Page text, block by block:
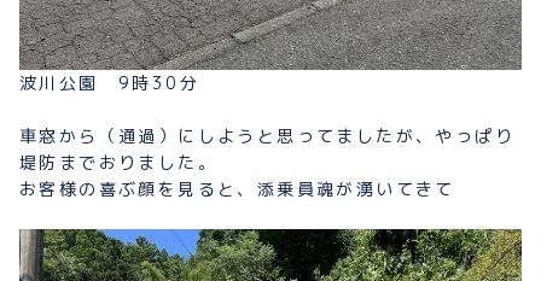
波川公園 9時30分
車窓から（通過）にしようと思ってましたが、やっぱり
堤防までおりました。
お客様の喜ぶ顔を見ると、添乗員魂が湧いてきて